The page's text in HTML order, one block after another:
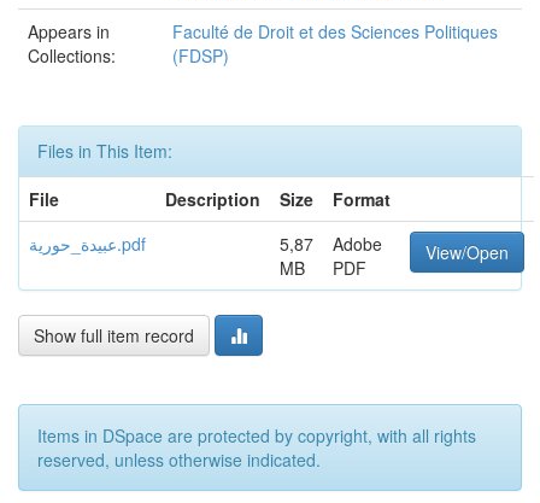
Appears in
Collections:
Faculté de Droit et des Sciences Politiques
(FDSP)
Files in This Item:
File
Description Size
Format
عبيدة_حورية.pdf
5,87
MB
Adobe
PDF
View/Open
Show full item record
Items in DSpace are protected by copyright, with all rights
reserved, unless otherwise indicated.